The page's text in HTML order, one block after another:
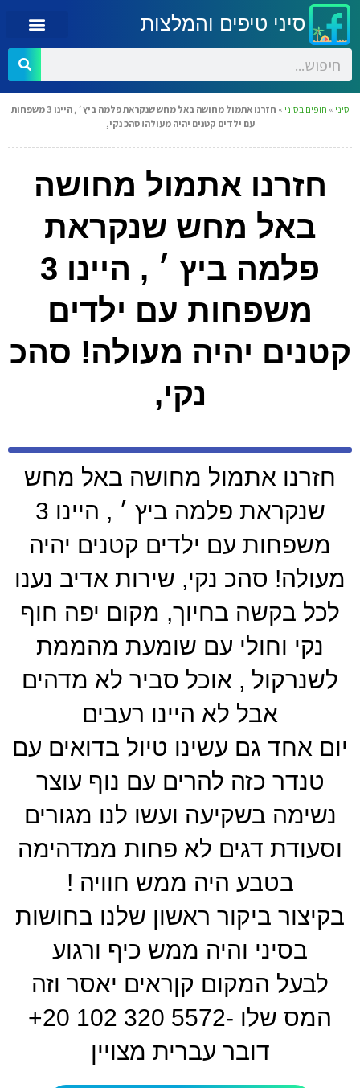
סיני טיפים והמלצות
סיני » חופים בסיני »
חזרנו אתמול מחושה באל מחש שנקראת פלמה ביץ ׳ , היינו 3 משפחות
עם ילדים קטנים יהיה מעולה! סהכ נקי,
חזרנו אתמול מחושה
באל מחש שנקראת
פלמה ביץ ׳ , היינו 3
משפחות עם ילדים
קטנים יהיה מעולה! סהכ
נקי,
חזרנו אתמול מחושה באל מחש
שנקראת פלמה ביץ ׳ , היינו 3
משפחות עם ילדים קטנים יהיה
מעולה! סהכ נקי, שירות אדיב נענו
לכל בקשה בחיוך, מקום יפה חוף
נקי וחולי עם שומעת מהממת
לשנרקול , אוכל סביר לא מדהים
אבל לא היינו רעבים
יום אחד גם עשינו טיול בדואים עם
טנדר כזה להרים עם נוף עוצר
נשימה בשקיעה ועשו לנו מגורים
וסעודת דגים לא פחות ממדהימה
בטבע היה ממש חוויה !
בקיצור ביקור ראשון שלנו בחושות
בסיני והיה ממש כיף ורגוע
לבעל המקום קןראים יאסר וזה
המס שלו -‪+20 102 320 5572‬
דובר עברית מצויין